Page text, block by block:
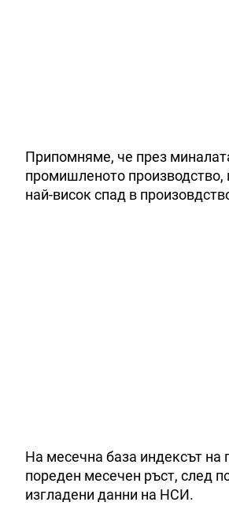
Припомняме, че през
промишленото производство,
най-висок спад в
На месечна база индексът
пореден месечен ръст, след
изгладени данни на НСИ.